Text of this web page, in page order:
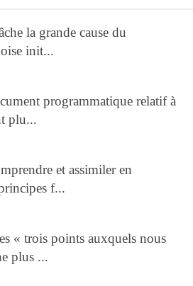
la grande cause du
init...
programmatique relatif à
plu...
et assimiler en
f...
« trois points auxquels nous
plus ...